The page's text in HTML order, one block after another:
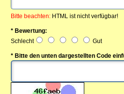
Bitte beachten: HTML ist nicht verfügbar!
* Bewertung:
Schlecht
Gut
* Bitte den unten dargestellten Code